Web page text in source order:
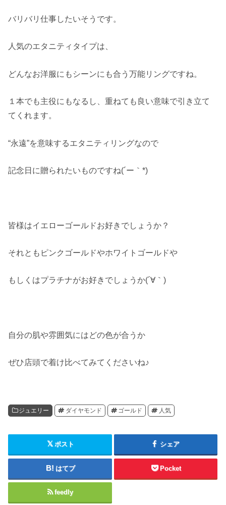
バリバリ仕事したいそうです。
人気のエタニティタイプは、
どんなお洋服にもシーンにも合う万能リングですね。
１本でも主役にもなるし、重ねても良い意味で引き立て
てくれます。
“永遠”を意味するエタニティリングなので
記念日に贈られたいものですね(´ー｀*)
皆様はイエローゴールドお好きでしょうか？
それともピンクゴールドやホワイトゴールドや
もしくはプラチナがお好きでしょうか(´∀｀)
自分の肌や雰囲気にはどの色が合うか
ぜひ店頭で着け比べてみてくださいね♪
ジュエリー ダイヤモンド ゴールド 人気
ポスト シェア
はてブ Pocket
feedly